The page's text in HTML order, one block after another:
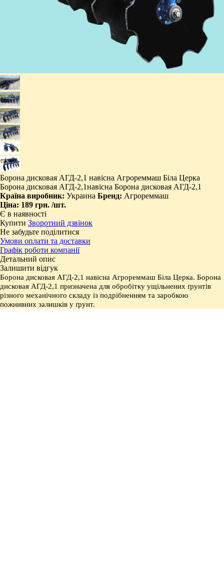
Борона дисковая АГД-2,1 навісна Агрореммаш Біла Церка
Борона дисковая АГД-2,1навісна Борона дисковая АГД-2,1
Країна виробник: Украина Бренд: Агрореммаш
Ціна: 189 грн. /шт.
Є в наявності
Купити Зворотний дзвінок
Не забудьте поділитися
Умови оплати та доставки
Графік роботи компанії
Детальний опис
Залишити відгук
Борона дисковая АГД-2,1 навісна Агрореммаш Біла Церка. Борона
дисковая АГД-2,1 призначена для обробітку ущільнених ґрунтів
різного механічного складу із подрібненням та заробкою
пожнивних залишків у ґрунт.